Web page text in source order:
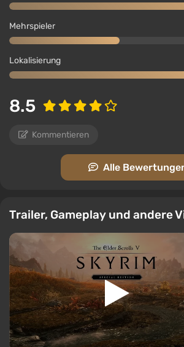
Mehrspieler
Lokalisierung
8.5
Kommentieren
Alle
Trailer, Gameplay und andere